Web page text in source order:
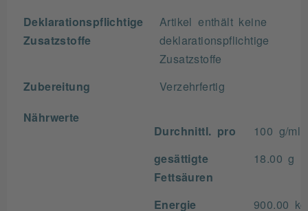
Deklarationspflichtige
Zusatzstoffe
Artikel enthält keine
deklarationspflichtige
Zusatzstoffe
Zubereitung Verzehrfertig
Nährwerte
Durchnittl. pro
100 g/ml
gesättigte
Fettsäuren
18.00 g
Energie
900.00